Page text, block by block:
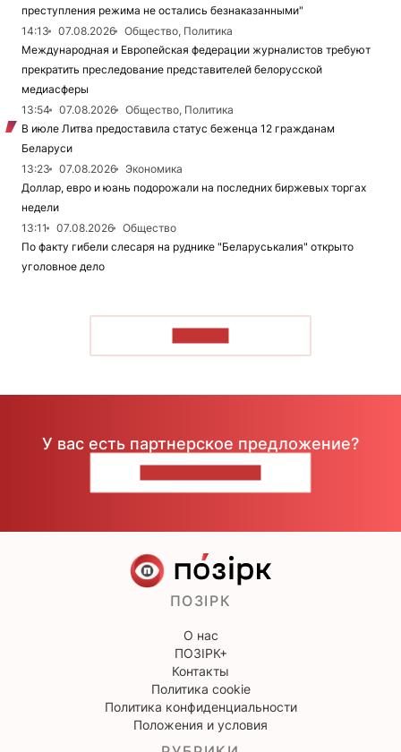
преступления режима не остались безнаказанными"
14:13
07.08.2026
Общество, Политика
Международная и Европейская федерации журналистов требуют
прекратить преследование представителей белорусской
медиасферы
13:54
07.08.2026
Общество, Политика
В июле Литва предоставила статус беженца 12 гражданам
Беларуси
13:23
07.08.2026
Экономика
Доллар, евро и юань подорожали на последних биржевых торгах
недели
13:11
07.08.2026
Общество
По факту гибели слесаря на руднике "Беларуськалия" открыто
уголовное дело
У вас есть партнерское предложение?
ПОЗІРК
О нас
ПОЗІРК+
Контакты
Политика cookie
Политика конфиденциальности
Положения и условия